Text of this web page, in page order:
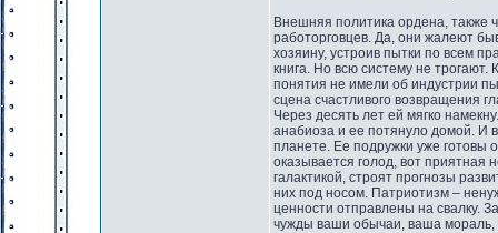
Внешняя политика ордена, также
работорговцев. Да, они жалеют
хозяину, устроив пытки по всем
книга. Но всю систему не трогают.
понятия не имели об индустрии
сцена счастливого возвращения
Через десять лет ей мягко
анабиоза и ее потянуло домой. И
планете. Ее подружки уже готовы
оказывается голод, вот приятная
галактикой, строят прогнозы
них под носом. Патриотизм –
ценности отправлены на свалку.
чужды ваши обычаи, ваша